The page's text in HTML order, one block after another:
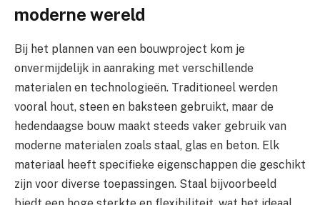
moderne wereld
Bij het plannen van een bouwproject kom je
onvermijdelijk in aanraking met verschillende
materialen en technologieën. Traditioneel werden
vooral hout, steen en baksteen gebruikt, maar de
hedendaagse bouw maakt steeds vaker gebruik van
moderne materialen zoals staal, glas en beton. Elk
materiaal heeft specifieke eigenschappen die geschikt
zijn voor diverse toepassingen. Staal bijvoorbeeld